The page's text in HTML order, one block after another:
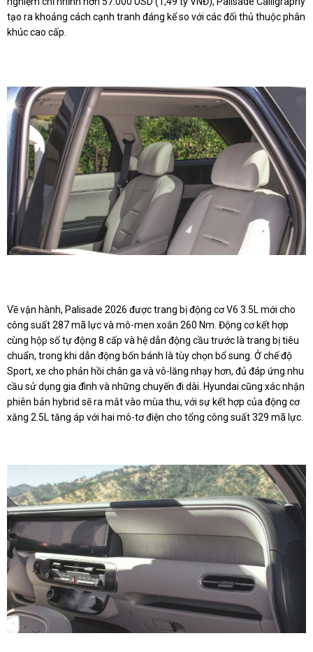
tạo ra khoảng cách cạnh tranh đáng kể so với các đối thủ thuộc phân
khúc cao cấp.
Về vận hành, Palisade 2026 được trang bị động cơ V6 3.5L mới cho
công suất 287 mã lực và mô-men xoắn 260 Nm. Động cơ kết hợp
cùng hộp số tự động 8 cấp và hệ dẫn động cầu trước là trang bị tiêu
chuẩn, trong khi dẫn động bốn bánh là tùy chọn bổ sung. Ở chế độ
Sport, xe cho phản hồi chân ga và vô-lăng nhạy hơn, đủ đáp ứng nhu
cầu sử dụng gia đình và những chuyến đi dài. Hyundai cũng xác nhận
phiên bản hybrid sẽ ra mắt vào mùa thu, với sự kết hợp của động cơ
xăng 2.5L tăng áp với hai mô-tơ điện cho tổng công suất 329 mã lực.